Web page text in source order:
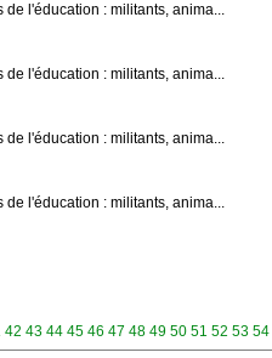
l'éducation : militants, anima...
l'éducation : militants, anima...
l'éducation : militants, anima...
l'éducation : militants, anima...
42 43 44 45 46 47 48 49 50 51 52 53 54